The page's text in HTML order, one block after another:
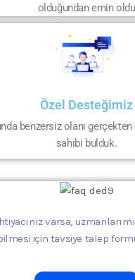
olduğundan emin oldu
Özel Desteğimiz
benzersiz olanı
sahibi bulduk.
varsa,
için tavsiye talep